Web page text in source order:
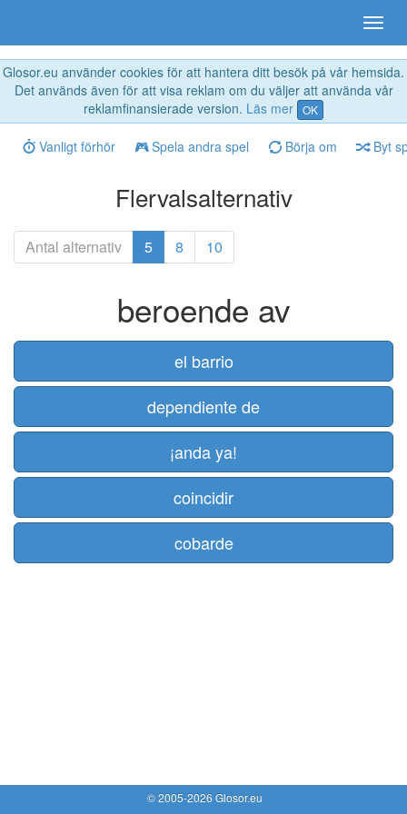
Glosor.eu använder cookies för att hantera ditt besök på vår hemsida.
Det används även för att visa reklam om du väljer att använda vår
reklamfinansierade version. Läs mer OK
Vanligt förhör Spela andra spel Börja om Byt
Flervalsalternativ
Antal alternativ 5 8 10
beroende av
el barrio
dependiente de
¡anda ya!
coincidir
cobarde
© 2005-2026 Glosor.eu